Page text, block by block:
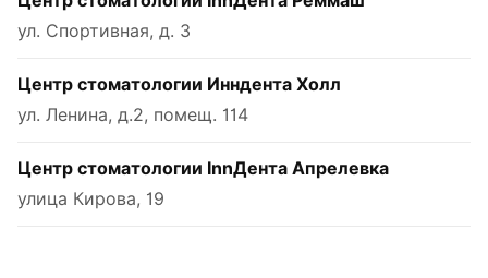
ул. Спортивная, д. 3
Центр стоматологии Инндента Холл
ул. Ленина, д.2, помещ. 114
Центр стоматологии InnДента Апрелевка
улица Кирова, 19